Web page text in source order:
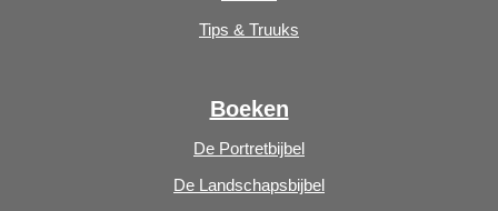
Tips & Truuks
Boeken
De Portretbijbel
De Landschapsbijbel